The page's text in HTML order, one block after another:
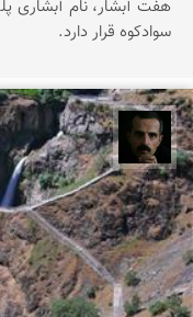
هفت آبشار، نام آبشاری
سوادکوه قرار دارد.
عباس رحمانی